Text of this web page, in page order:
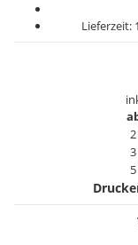
Lieferzeit:
2
3
5